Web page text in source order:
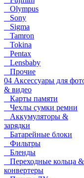
Olympus
Sony
Sigma
Tamron
Tokina
Pentax
Lensbaby
Прочие
04 Аксессуары для
& видео
Карты памяти
Чехлы сумки ремни
Аккумуляторы &
зарядки
Батарейные блоки
Фильтры
Бленды
Переходные кольца &
конвертеры